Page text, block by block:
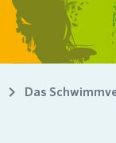
Das